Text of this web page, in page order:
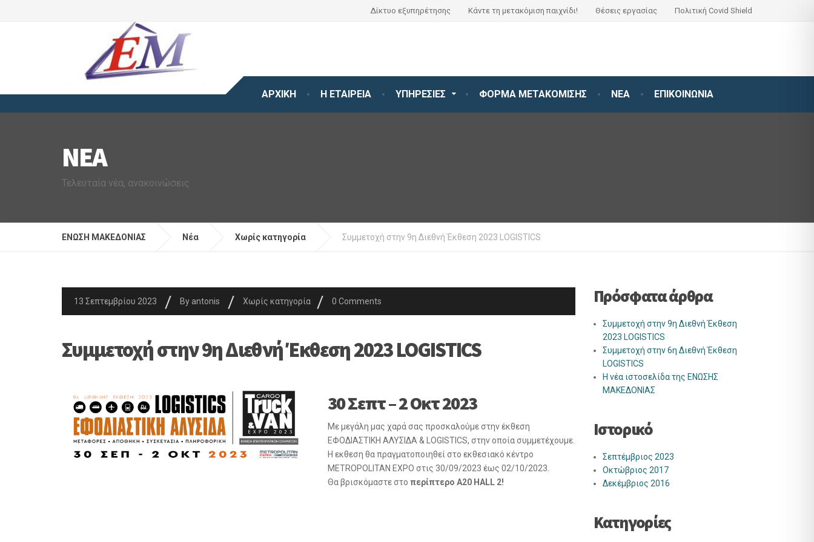
Δίκτυο εξυπηρέτησης Κάντε τη μετακόμιση παιχνίδι! Θέσεις εργασίας Πολιτική Covid Shield
ΑΡΧΙΚΗ Η ΕΤΑΙΡΕΙΑ ΥΠΗΡΕΣΙΕΣ ΦΟΡΜΑ ΜΕΤΑΚΟΜΙΣΗΣ ΝΕΑ ΕΠΙΚΟΙΝΩΝΙΑ
ΝΈΑ
Τελευταία νέα, ανακοινώσεις
ΕΝΩΣΗ ΜΑΚΕΔΟΝΙΑΣ Νέα Χωρίς κατηγορία Συμμετοχή στην 9η Διεθνή Έκθεση 2023 LOGISTICS
13 Σεπτεμβρίου 2023 / By antonis / Χωρίς κατηγορία / 0 Comments
Συμμετοχή στην 9η Διεθνή Έκθεση 2023 LOGISTICS
30 Σεπτ – 2 Οκτ 2023
Με μεγάλη μας χαρά σας προσκαλούμε στην έκθεση
ΕΦΟΔΙΑΣΤΙΚΗ ΑΛΥΣΙΔΑ & LOGISTICS, στην οποία συμμετέχουμε.
Η εκθεση θα πραγματοποιηθεί στο εκθεσιακό κέντρο
METROPOLITAN EXPO στις 30/09/2023 έως 02/10/2023.
Θα βρισκόμαστε στο περίπτερο Α20 HALL 2!
Πρόσφατα άρθρα
Συμμετοχή στην 9η Διεθνή Έκθεση
2023 LOGISTICS
Συμμετοχή στην 6η Διεθνή Έκθεση
LOGISTICS
Η νέα ιστοσελίδα της ΕΝΩΣΗΣ
ΜΑΚΕΔΟΝΙΑΣ
Ιστορικό
Σεπτέμβριος 2023
Οκτώβριος 2017
Δεκέμβριος 2016
Kατηγορίες